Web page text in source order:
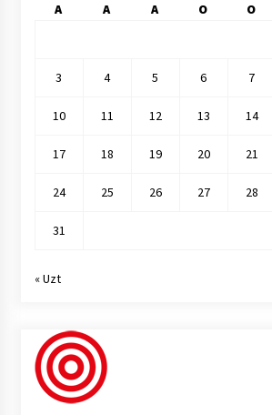
A A A O O
3 4 5 6 7
10 11 12 13 14
17 18 19 20 21
24 25 26 27 28
31
« Uzt